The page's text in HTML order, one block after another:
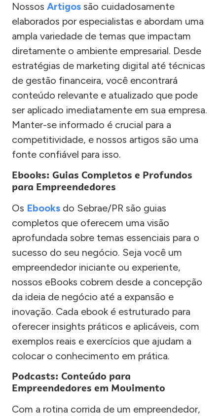
Nossos Artigos são cuidadosamente
elaborados por especialistas e abordam uma
ampla variedade de temas que impactam
diretamente o ambiente empresarial. Desde
estratégias de marketing digital até técnicas
de gestão financeira, você encontrará
conteúdo relevante e atualizado que pode
ser aplicado imediatamente em sua empresa.
Manter-se informado é crucial para a
competitividade, e nossos artigos são uma
fonte confiável para isso.
Ebooks: Guias Completos e Profundos
para Empreendedores
Os Ebooks do Sebrae/PR são guias
completos que oferecem uma visão
aprofundada sobre temas essenciais para o
sucesso do seu negócio. Seja você um
empreendedor iniciante ou experiente,
nossos eBooks cobrem desde a concepção
da ideia de negócio até a expansão e
inovação. Cada ebook é estruturado para
oferecer insights práticos e aplicáveis, com
exemplos reais e exercícios que ajudam a
colocar o conhecimento em prática.
Podcasts: Conteúdo para
Empreendedores em Movimento
Com a rotina corrida de um empreendedor,